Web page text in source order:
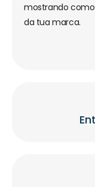
mostrando
da tua marca.